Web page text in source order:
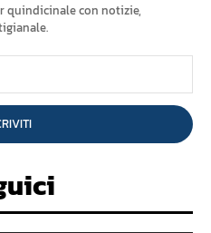
quindicinale con notizie,